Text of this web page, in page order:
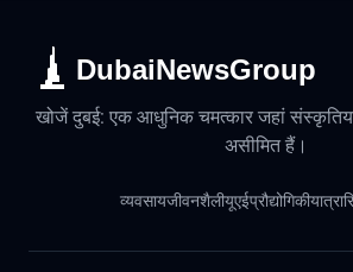
DubaiNewsGroup
खोजें दुबई: एक आधुनिक चमत्कार जहां
असीमित हैं।
व्यवसायजीवनशैलीयूएईप्रौद्योगिकीयात्रा